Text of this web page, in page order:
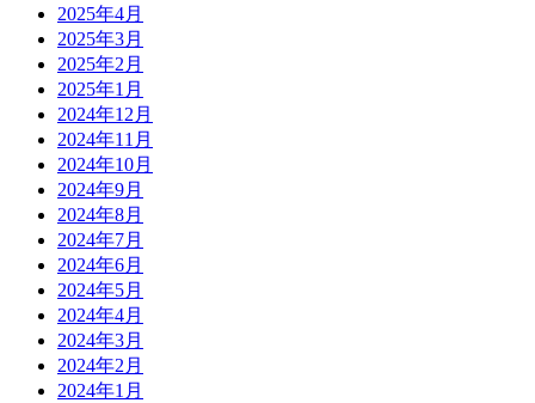
2025年4月
2025年3月
2025年2月
2025年1月
2024年12月
2024年11月
2024年10月
2024年9月
2024年8月
2024年7月
2024年6月
2024年5月
2024年4月
2024年3月
2024年2月
2024年1月